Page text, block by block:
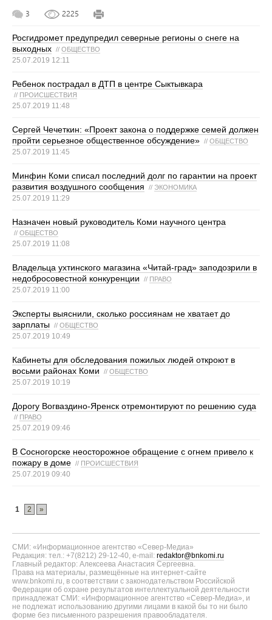
3 2225
Росгидромет предупредил северные регионы о снеге на
выходных // ОБЩЕСТВО
25.07.2019 12:11
Ребенок пострадал в ДТП в центре Сыктывкара
// ПРОИСШЕСТВИЯ
25.07.2019 11:48
Сергей Чечеткин: «Проект закона о поддержке семей должен
пройти серьезное общественное обсуждение» // ОБЩЕСТВО
25.07.2019 11:45
Минфин Коми списал последний долг по гарантии на проект
развития воздушного сообщения
// ЭКОНОМИКА
25.07.2019 11:29
Назначен новый руководитель Коми научного центра
// ОБЩЕСТВО
25.07.2019 11:08
Владельца ухтинского магазина «Читай-град» заподозрили в
недобросовестной конкуренции
// ПРАВО
25.07.2019 11:00
Эксперты выяснили, сколько россиянам не хватает до
зарплаты // ОБЩЕСТВО
25.07.2019 10:49
Кабинеты для обследования пожилых людей откроют в
восьми районах Коми
// ОБЩЕСТВО
25.07.2019 10:19
Дорогу Вогваздино-Яренск отремонтируют по решению суда
// ПРАВО
25.07.2019 09:46
В Сосногорске неосторожное обращение с огнем привело к
пожару в доме // ПРОИСШЕСТВИЯ
25.07.2019 09:40
1 2 »
СМИ: «Информационное агентство «Север-Медиа»
Редакция: тел.: +7(8212) 29-12-40, e-mail: redaktor@bnkomi.ru
Главный редактор: Алексеева Анастасия Сергеевна.
Права на материалы, размещённые на интернет-сайте
www.bnkomi.ru, в соответствии с законодательством Российской
Федерации об охране результатов интеллектуальной деятельности
принадлежат СМИ: «Информационное агентство «Север-Медиа», и
не подлежат использованию другими лицами в какой бы то ни было
форме без письменного разрешения правообладателя.